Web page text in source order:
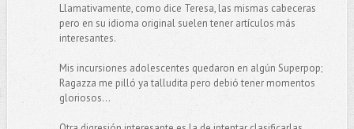
Llamativamente, como dice Teresa, las mismas cabeceras
pero en su idioma original suelen tener artículos más
interesantes.
Mis incursiones adolescentes quedaron en algún Superpop;
Ragazza me pilló ya talludita pero debió tener momentos
gloriosos...